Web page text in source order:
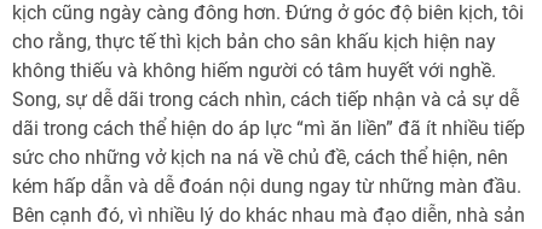
kịch cũng ngày càng đông hơn. Đứng ở góc độ biên kịch, tôi
cho rằng, thực tế thì kịch bản cho sân khấu kịch hiện nay
không thiếu và không hiếm người có tâm huyết với nghề.
Song, sự dễ dãi trong cách nhìn, cách tiếp nhận và cả sự dễ
dãi trong cách thể hiện do áp lực “mì ăn liền” đã ít nhiều tiếp
sức cho những vở kịch na ná về chủ đề, cách thể hiện, nên
kém hấp dẫn và dễ đoán nội dung ngay từ những màn đầu.
Bên cạnh đó, vì nhiều lý do khác nhau mà đạo diễn, nhà sản